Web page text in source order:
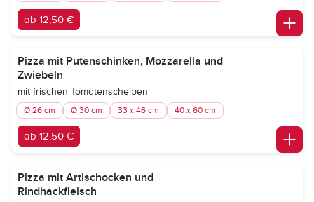
ab 12,50 €
Pizza mit Putenschinken, Mozzarella und
Zwiebeln
mit frischen Tomatenscheiben
Ø 26 cm Ø 30 cm 33 x 46 cm 40 x 60 cm
ab 12,50 €
Pizza mit Artischocken und
Rindhackfleisch